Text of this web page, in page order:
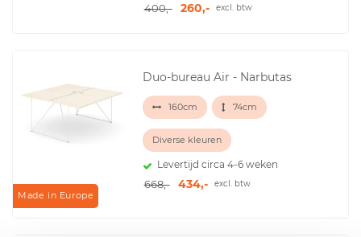
400,- 260,- excl. btw
Made in Europe
Duo-bureau Air - Narbutas
160cm 74cm
Diverse kleuren
Levertijd circa 4-6 weken
668,- 434,- excl. btw